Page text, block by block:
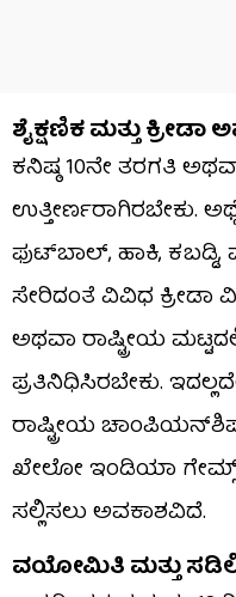
ಶೈಕ್ಷಣಿಕ ಮತ್ತು ಕ್ರೀಡಾ
ಕನಿಷ್ಠ 10ನೇ ತರಗತಿ
ಉತ್ತೀರ್ಣರಾಗಿರಬೇಕು.
ಫುಟ್‌ಬಾಲ್, ಹಾಕಿ,
ಸೇರಿದಂತೆ ವಿವಿಧ ಕ್ರೀಡಾ
ಅಥವಾ ರಾಷ್ಟ್ರೀಯ
ಪ್ರತಿನಿಧಿಸಿರಬೇಕು.
ರಾಷ್ಟ್ರೀಯ
ಖೇಲೋ ಇಂಡಿಯಾ
ಸಲ್ಲಿಸಲು ಅವಕಾಶವಿದೆ.
ವಯೋಮಿತಿ ಮತ್ತು